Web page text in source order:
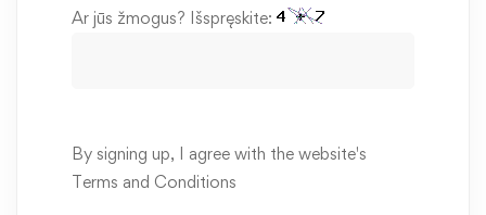
Ar jūs žmogus? Išspręskite:
By signing up, I agree with the website's
Terms and Conditions